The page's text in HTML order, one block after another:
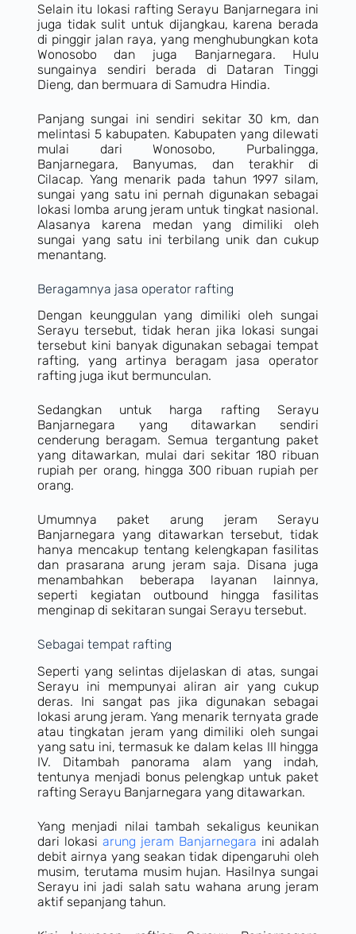
Selain itu lokasi rafting Serayu Banjarnegara ini
juga tidak sulit untuk dijangkau, karena berada
di pinggir jalan raya, yang menghubungkan kota
Wonosobo dan juga Banjarnegara. Hulu
sungainya sendiri berada di Dataran Tinggi
Dieng, dan bermuara di Samudra Hindia.
Panjang sungai ini sendiri sekitar 30 km, dan
melintasi 5 kabupaten. Kabupaten yang dilewati
mulai dari Wonosobo, Purbalingga,
Banjarnegara, Banyumas, dan terakhir di
Cilacap. Yang menarik pada tahun 1997 silam,
sungai yang satu ini pernah digunakan sebagai
lokasi lomba arung jeram untuk tingkat nasional.
Alasanya karena medan yang dimiliki oleh
sungai yang satu ini terbilang unik dan cukup
menantang.
Beragamnya jasa operator rafting
Dengan keunggulan yang dimiliki oleh sungai
Serayu tersebut, tidak heran jika lokasi sungai
tersebut kini banyak digunakan sebagai tempat
rafting, yang artinya beragam jasa operator
rafting juga ikut bermunculan.
Sedangkan untuk harga rafting Serayu
Banjarnegara yang ditawarkan sendiri
cenderung beragam. Semua tergantung paket
yang ditawarkan, mulai dari sekitar 180 ribuan
rupiah per orang, hingga 300 ribuan rupiah per
orang.
Umumnya paket arung jeram Serayu
Banjarnegara yang ditawarkan tersebut, tidak
hanya mencakup tentang kelengkapan fasilitas
dan prasarana arung jeram saja. Disana juga
menambahkan beberapa layanan lainnya,
seperti kegiatan outbound hingga fasilitas
menginap di sekitaran sungai Serayu tersebut.
Sebagai tempat rafting
Seperti yang selintas dijelaskan di atas, sungai
Serayu ini mempunyai aliran air yang cukup
deras. Ini sangat pas jika digunakan sebagai
lokasi arung jeram. Yang menarik ternyata grade
atau tingkatan jeram yang dimiliki oleh sungai
yang satu ini, termasuk ke dalam kelas III hingga
IV. Ditambah panorama alam yang indah,
tentunya menjadi bonus pelengkap untuk paket
rafting Serayu Banjarnegara yang ditawarkan.
Yang menjadi nilai tambah sekaligus keunikan
dari lokasi arung jeram Banjarnegara ini adalah
debit airnya yang seakan tidak dipengaruhi oleh
musim, terutama musim hujan. Hasilnya sungai
Serayu ini jadi salah satu wahana arung jeram
aktif sepanjang tahun.